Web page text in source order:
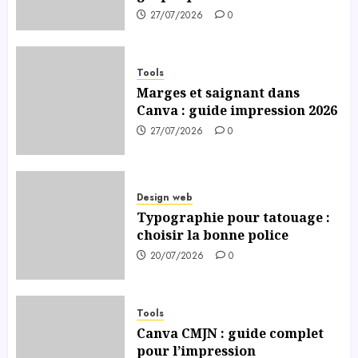
27/07/2026 0
Tools
Marges et saignant dans
Canva : guide impression 2026
27/07/2026 0
Design web
Typographie pour tatouage :
choisir la bonne police
20/07/2026 0
Tools
Canva CMJN : guide complet
pour l’impression